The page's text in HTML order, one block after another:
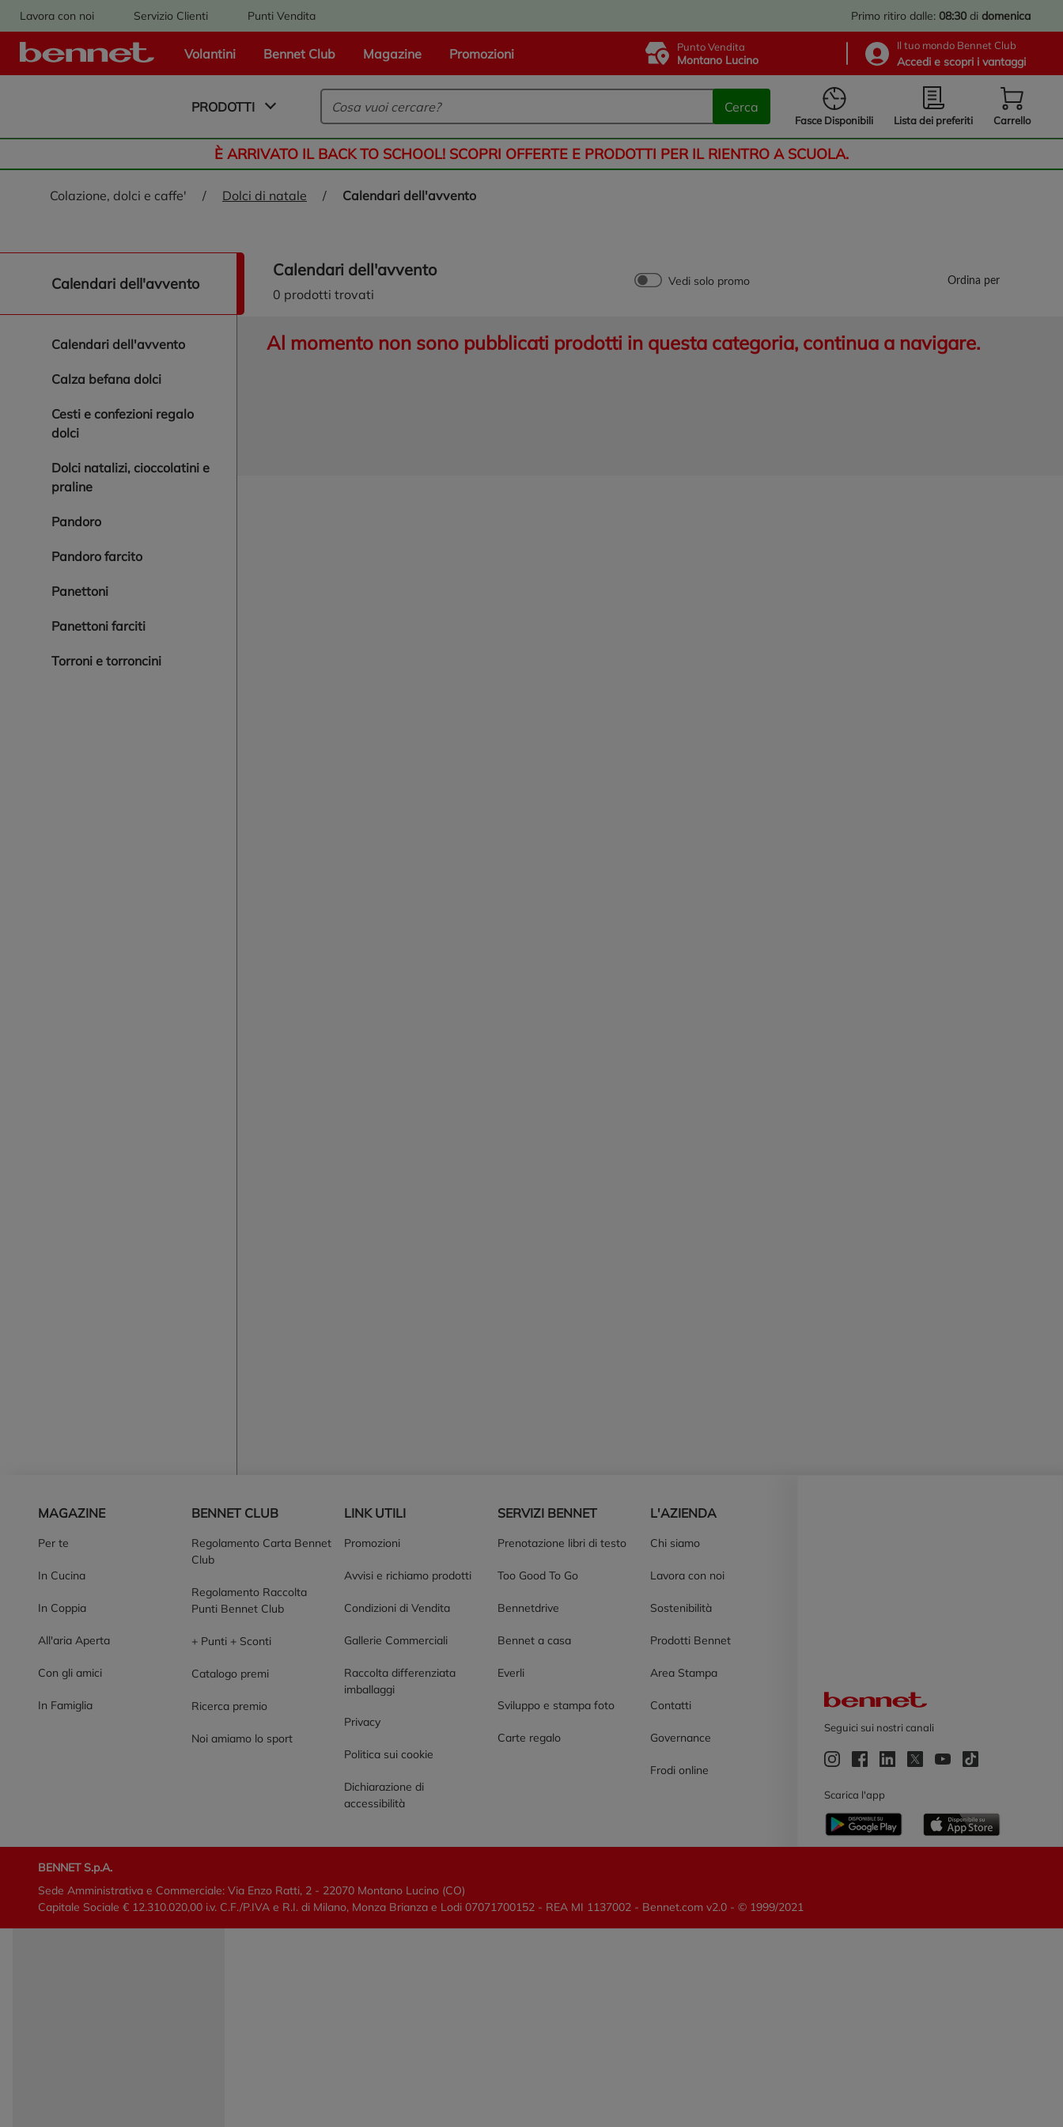
Lavora con noi Servizio Clienti Punti Vendita Primo ritiro dalle: 08:30 di domenica
Volantini Bennet Club Magazine Promozioni Punto Vendita
Montano Lucino
Il tuo mondo Bennet Club
Accedi e scopri i vantaggi
Logo Bennet - Torna alla homepage
PRODOTTI Cerca
Fasce Disponibili Lista dei preferiti Carrello
È ARRIVATO IL BACK TO SCHOOL! SCOPRI OFFERTE E PRODOTTI PER IL RIENTRO A SCUOLA.
colazione, dolci e caffe' / dolci di natale / calendari dell'avvento
naviga/filtra calendari dell'avvento
calendari dell'avvento
calendari dell'avvento
calza befana dolci
cesti e confezioni regalo
dolci
dolci natalizi, cioccolatini e
praline
pandoro
pandoro farcito
panettoni
panettoni farciti
torroni e torroncini
calendari dell'avvento
0 prodotti trovati
Vedi solo promo Ordina per
Al momento non sono pubblicati prodotti in questa categoria, continua a navigare.
MAGAZINE
Per te
In Cucina
In Coppia
All'aria Aperta
Con gli amici
In Famiglia
BENNET CLUB
Regolamento Carta Bennet
Club
Regolamento Raccolta
Punti Bennet Club
+ Punti + Sconti
Catalogo premi
Ricerca premio
Noi amiamo lo sport
LINK UTILI
Promozioni
Avvisi e richiamo prodotti
Condizioni di Vendita
Gallerie Commerciali
Raccolta differenziata
imballaggi
Privacy
Politica sui cookie
Dichiarazione di
accessibilità
SERVIZI BENNET
Prenotazione libri di testo
Too Good To Go
Bennetdrive
Bennet a casa
Everli
Sviluppo e stampa foto
Carte regalo
L'AZIENDA
Chi siamo
Lavora con noi
Sostenibilità
Prodotti Bennet
Area Stampa
Contatti
Governance
Frodi online
Seguici sui nostri canali
Scarica l'app
BENNET S.p.A.
Sede Amministrativa e Commerciale: Via Enzo Ratti, 2 - 22070 Montano Lucino (CO)
Capitale Sociale € 12.310.020,00 i.v. C.F./P.IVA e R.I. di Milano, Monza Brianza e Lodi 07071700152 - REA MI 1137002 - Bennet.com v2.0 - © 1999/2021